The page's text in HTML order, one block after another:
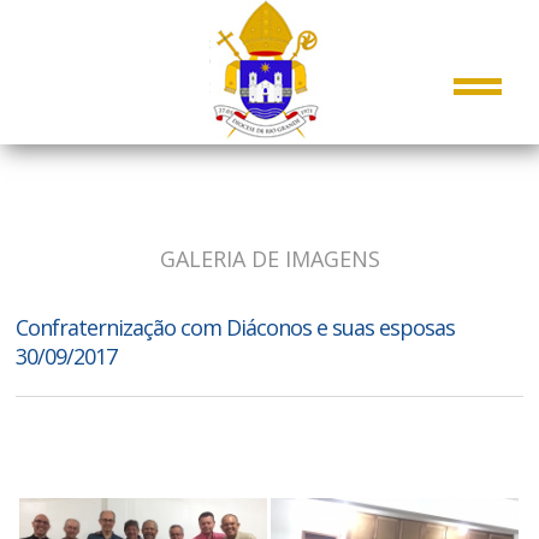
GALERIA DE IMAGENS
Confraternização com Diáconos e suas esposas
30/09/2017